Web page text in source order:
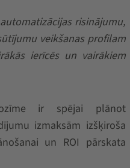
risinājumu,
veikšanas profilam
ierīcēs un vairākiem
ir spējai plānot
izmaksām izšķiroša
un ROI pārskata